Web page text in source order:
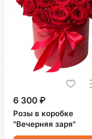
6 300 ₽
Розы в коробке
"Вечерняя заря"